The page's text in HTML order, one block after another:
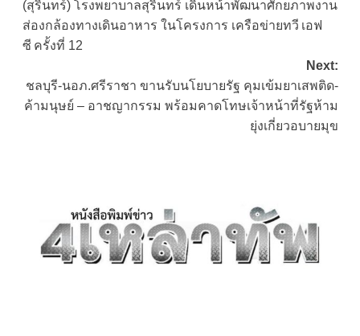
navigation
(สุรินทร์) โรงพยาบาลสุรินทร์ เดินหน้าพัฒนาศักยภาพงาน
ส่องกล้องทางเดินอาหาร ในโครงการ เครือข่ายทวี เอฟ
ซี ครั้งที่ 12
Next:
ชลบุรี-นอภ.ศรีราชา ขานรับนโยบายรัฐ คุมเข้มยาเสพติด-
ค้ามนุษย์ – อาชญากรรม พร้อมคาดโทษเจ้าหน้าที่รัฐห้าม
ยุ่งเกี่ยวอบายมุข